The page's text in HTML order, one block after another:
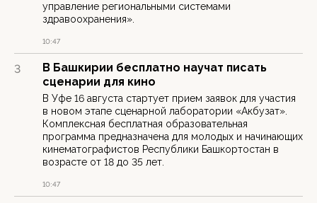
управление региональными системами
здравоохранения».
10:47
3
В Башкирии бесплатно научат писать
сценарии для кино
В Уфе 16 августа стартует прием заявок для участия
в новом этапе сценарной лаборатории «Акбузат».
Комплексная бесплатная образовательная
программа предназначена для молодых и начинающих
кинематографистов Республики Башкортостан в
возрасте от 18 до 35 лет.
10:47